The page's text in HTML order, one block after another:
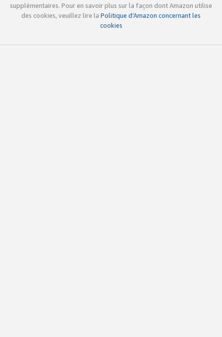
supplémentaires. Pour en savoir plus sur la façon dont Amazon utilise
des cookies, veuillez lire la Politique d’Amazon concernant les
cookies